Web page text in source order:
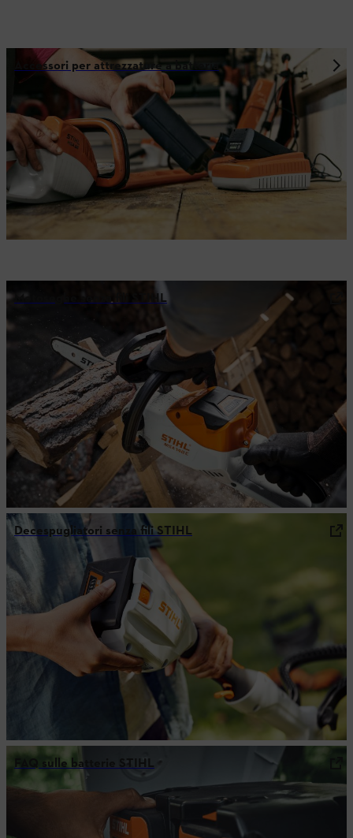
Accessori per attrezzature a batteria
Motoseghe senza fili STIHL
Decespugliatori senza fili STIHL
FAQ sulle batterie STIHL